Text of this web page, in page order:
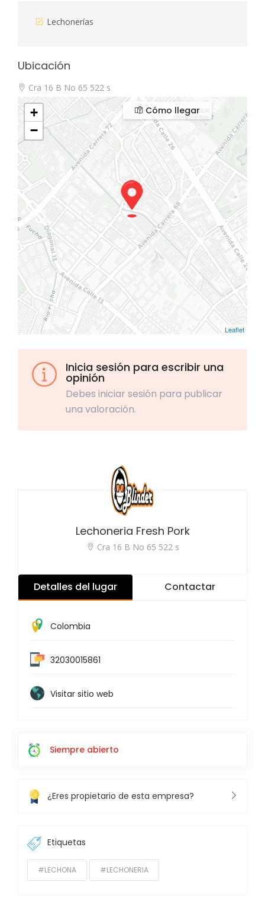
Lechonerías
Ubicación
Cra 16 B No 65 522 s
+
−
Leaflet
Cómo llegar
Inicia sesión para escribir una
opinión
Debes iniciar sesión para publicar
una valoración.
Lechoneria Fresh Pork
Cra 16 B No 65 522 s
Detalles del lugar Contactar
Colombia
32030015861
Visitar sitio web
Siempre abierto
¿Eres propietario de esta empresa?
Etiquetas
#LECHONA #LECHONERIA